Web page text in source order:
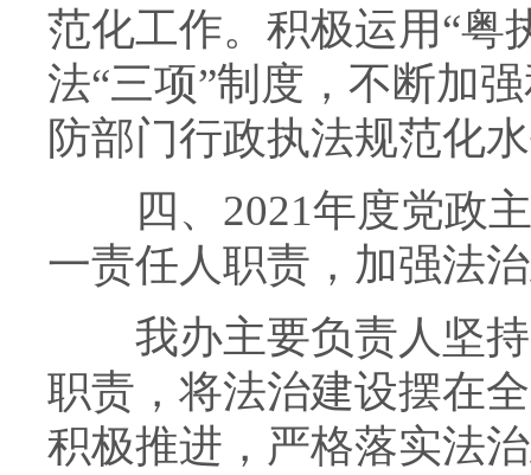
范化工作。积极运用“粤
法“三项”制度，不断加
防部门行政执法规范化
四、2021年度党政主
一责任人职责，加强法
我办主要负责人坚持
职责，将法治建设摆在
积极推进，严格落实法